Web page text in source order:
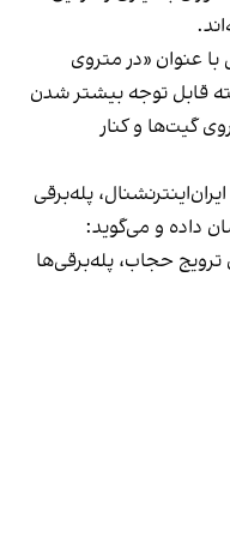
با عنوان «در متروی
قابل توجه بیشتر شدن
گیت‌ها و کنار
پله‌برقی
داده و می‌گوید:
حجاب، پله‌برقی‌ها